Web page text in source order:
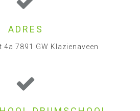
ADRES
4a 7891 GW Klazienaveen